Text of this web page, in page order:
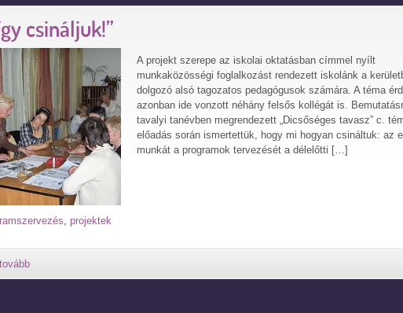
csináljuk!”
A projekt szerepe az iskolai oktatásban címmel nyílt
munkaközösségi foglalkozást rendezett iskolánk a
dolgozó alsó tagozatos pedagógusok számára. A téma
azonban ide vonzott néhány felsős kollégát is.
tavalyi tanévben megrendezett „Dicsőséges tavasz” c.
előadás során ismertettük, hogy mi hogyan csináltuk: az
munkát a programok tervezését a délelőtti […]
, projektek